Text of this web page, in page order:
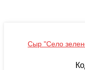
Сыр "Село